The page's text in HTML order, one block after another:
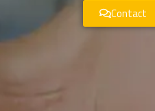
Contact